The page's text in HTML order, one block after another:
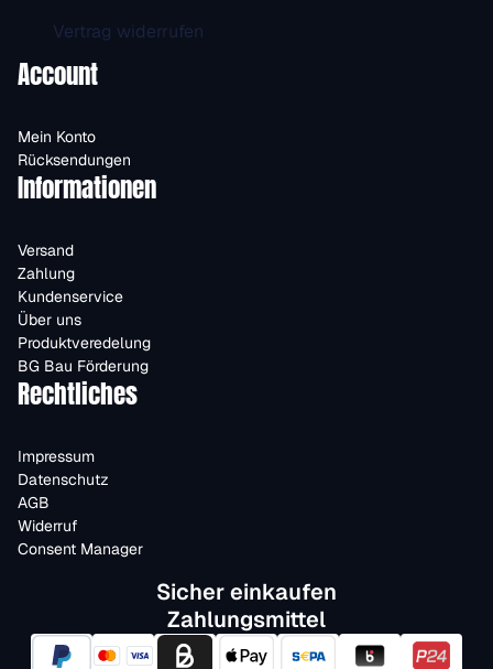
Vertrag widerrufen
Account
Mein Konto
Rücksendungen
Informationen
Versand
Zahlung
Kundenservice
Über uns
Produktveredelung
BG Bau Förderung
Rechtliches
Impressum
Datenschutz
AGB
Widerruf
Consent Manager
Sicher einkaufen
Zahlungsmittel